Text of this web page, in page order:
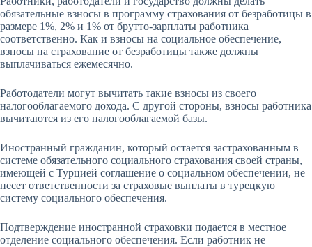
обязательные взносы в программу страхования от безработицы в
размере 1%, 2% и 1% от брутто-зарплаты работника
соответственно. Как и взносы на социальное обеспечение,
взносы на страхование от безработицы также должны
выплачиваться ежемесячно.
Работодатели могут вычитать такие взносы из своего
налогооблагаемого дохода. С другой стороны, взносы работника
вычитаются из его налогооблагаемой базы.
Иностранный гражданин, который остается застрахованным в
системе обязательного социального страхования своей страны,
имеющей с Турцией соглашение о социальном обеспечении, не
несет ответственности за страховые выплаты в турецкую
систему социального обеспечения.
Подтверждение иностранной страховки подается в местное
отделение социального обеспечения. Если работник не